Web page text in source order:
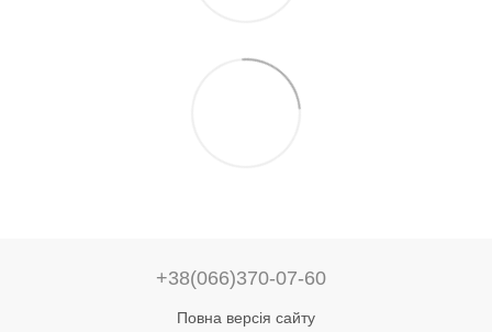
+38(066)370-07-60
Повна версія сайту